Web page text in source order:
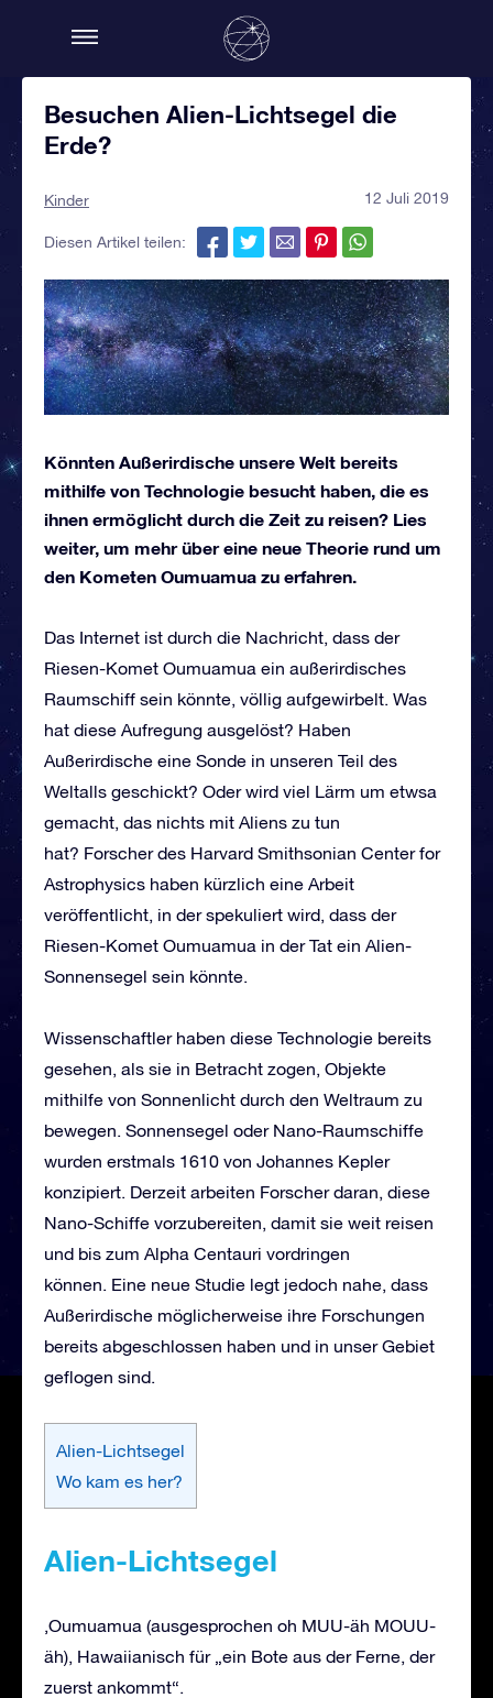
Besuchen Alien-Lichtsegel die
Erde?
Kinder 12 Juli 2019
Diesen Artikel teilen:
Könnten Außerirdische unsere Welt bereits
mithilfe von Technologie besucht haben, die es
ihnen ermöglicht durch die Zeit zu reisen? Lies
weiter, um mehr über eine neue Theorie rund um
den Kometen Oumuamua zu erfahren.
Das Internet ist durch die Nachricht, dass der
Riesen-Komet Oumuamua ein außerirdisches
Raumschiff sein könnte, völlig aufgewirbelt. Was
hat diese Aufregung ausgelöst? Haben
Außerirdische eine Sonde in unseren Teil des
Weltalls geschickt? Oder wird viel Lärm um etwsa
gemacht, das nichts mit Aliens zu tun
hat? Forscher des Harvard Smithsonian Center for
Astrophysics haben kürzlich eine Arbeit
veröffentlicht, in der spekuliert wird, dass der
Riesen-Komet Oumuamua in der Tat ein Alien-
Sonnensegel sein könnte.
Wissenschaftler haben diese Technologie bereits
gesehen, als sie in Betracht zogen, Objekte
mithilfe von Sonnenlicht durch den Weltraum zu
bewegen. Sonnensegel oder Nano-Raumschiffe
wurden erstmals 1610 von Johannes Kepler
konzipiert. Derzeit arbeiten Forscher daran, diese
Nano-Schiffe vorzubereiten, damit sie weit reisen
und bis zum Alpha Centauri vordringen
können. Eine neue Studie legt jedoch nahe, dass
Außerirdische möglicherweise ihre Forschungen
bereits abgeschlossen haben und in unser Gebiet
geflogen sind.
Alien-Lichtsegel
Wo kam es her?
Alien-Lichtsegel
‚Oumuamua (ausgesprochen oh MUU-äh MOUU-
äh), Hawaiianisch für „ein Bote aus der Ferne, der
zuerst ankommt“.